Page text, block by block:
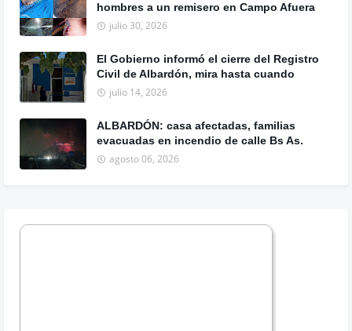
hombres a un remisero en Campo Afuera
julio 30, 2026
El Gobierno informó el cierre del Registro
Civil de Albardón, mira hasta cuando
julio 14, 2026
ALBARDÓN: casa afectadas, familias
evacuadas en incendio de calle Bs As.
agosto 06, 2026